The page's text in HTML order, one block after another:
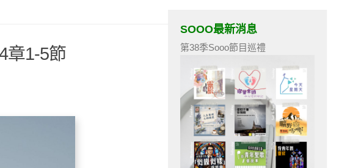
章1-5節
SOOO最新消息
第38季Sooo節目巡禮